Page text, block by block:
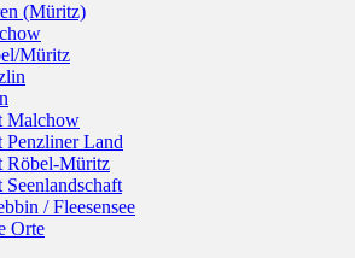
(Müritz)
Müritz
Malchow
Penzliner Land
Röbel-Müritz
Seenlandschaft
/ Fleesensee
Orte